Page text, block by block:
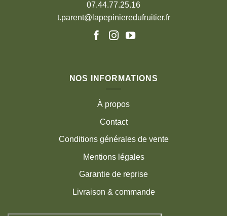
07.44.77.25.16
t.parent@lapepinieredufruitier.fr
NOS INFORMATIONS
À propos
Contact
Conditions générales de vente
Mentions légales
Garantie de reprise
Livraison & commande